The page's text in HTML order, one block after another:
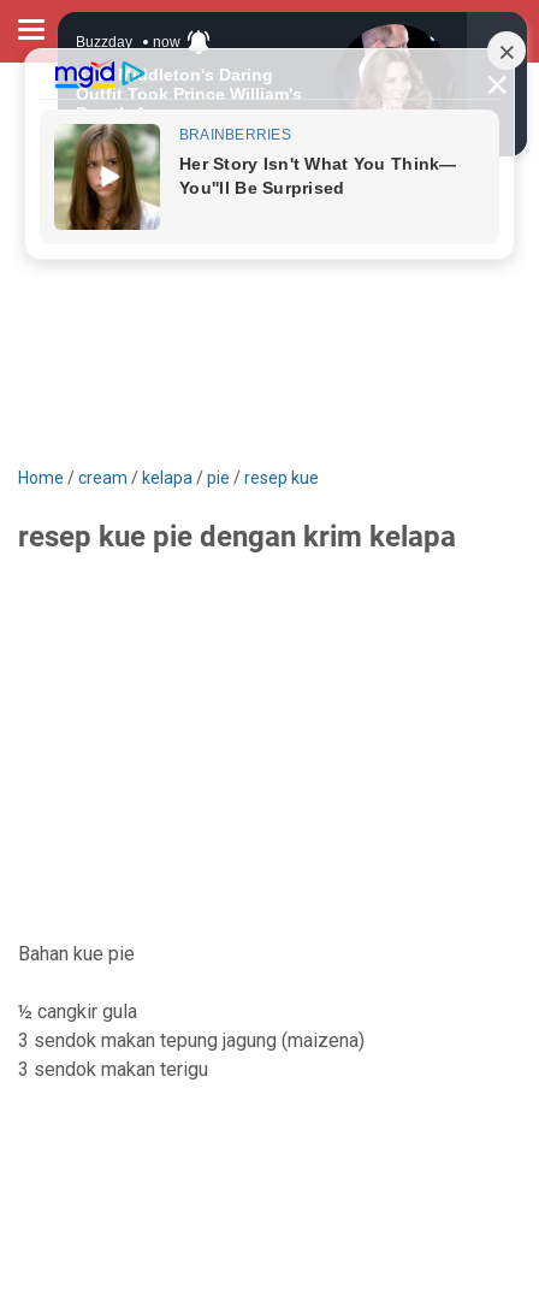
Home /cream / kelapa /pie /resep kue
resep kue pie dengan krim kelapa
Bahan kue pie
½ cangkir gula
3 sendok makan tepung jagung (maizena)
3 sendok makan terigu